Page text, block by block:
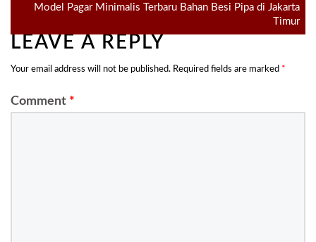
navigation
Model Pagar Minimalis Terbaru Bahan Besi Pipa di Jakarta
Timur
LEAVE A REPLY
Your email address will not be published. Required fields are marked *
Comment *